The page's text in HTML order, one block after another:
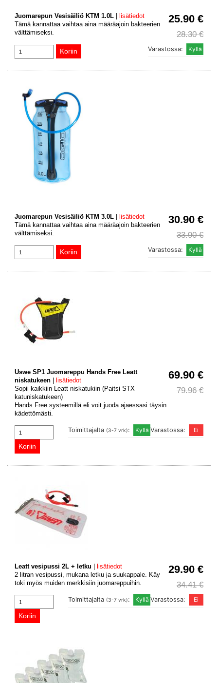
25.90 €
28.30 €
Juomarepun Vesisäiliö KTM 1.0L
lisätiedot
Tämä kannattaa vaihtaa aina määräajoin bakteerien
välttämiseksi.
Varastossa:
30.90 €
33.90 €
Juomarepun Vesisäiliö KTM 3.0L
lisätiedot
Tämä kannattaa vaihtaa aina määräajoin bakteerien
välttämiseksi.
Varastossa:
69.90 €
79.96 €
Uswe SP1 Juomareppu Hands Free Leatt
niskatukeen
lisätiedot
Sopii kaikkiin Leatt niskatukiin (Paitsi STX
katuniskatukeen)
Hands Free systeemillä eli voit juoda ajaessasi täysin
kädettömästi.
Varastossa:
Toimittajalta (3-7 vrk):
29.90 €
34.41 €
Leatt vesipussi 2L + letku
lisätiedot
2 litran vesipussi, mukana letku ja suukappale. Käy
toki myös muiden merkkisiin juomareppuihin.
Varastossa:
Toimittajalta (3-7 vrk):